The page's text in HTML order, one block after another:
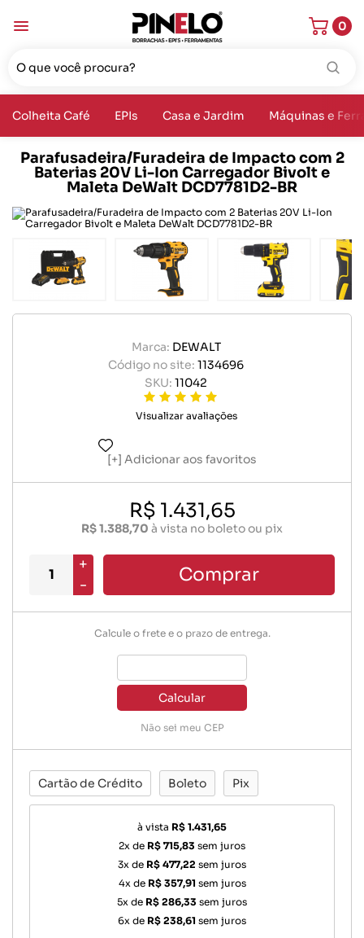
0
Colheita Café EPIs Casa e Jardim Máquinas e
Parafusadeira/Furadeira de Impacto com 2
Baterias 20V Li-Ion Carregador Bivolt e
Maleta DeWalt DCD7781D2-BR
Marca: DEWALT
Código no site: 1134696
SKU: 11042
Visualizar avaliações
Adicionar aos favoritos
R$ 1.431,65
R$ 1.388,70 à vista no boleto ou pix
+
-
Comprar
Calcule o frete e o prazo de entrega.
Calcular
Não sei meu CEP
Cartão de Crédito Boleto Pix
à vista R$ 1.431,65
2x de R$ 715,83 sem juros
3x de R$ 477,22 sem juros
4x de R$ 357,91 sem juros
5x de R$ 286,33 sem juros
6x de R$ 238,61 sem juros